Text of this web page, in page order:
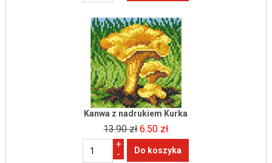
Kanwa z nadrukiem Kurka
13.90 zł 6.50 zł
+
-